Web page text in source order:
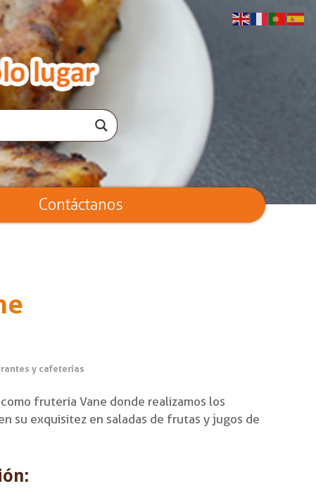
Contáctanos
y cafeterías
frutería Vane donde realizamos los
su exquisitez en saladas de frutas y jugos de